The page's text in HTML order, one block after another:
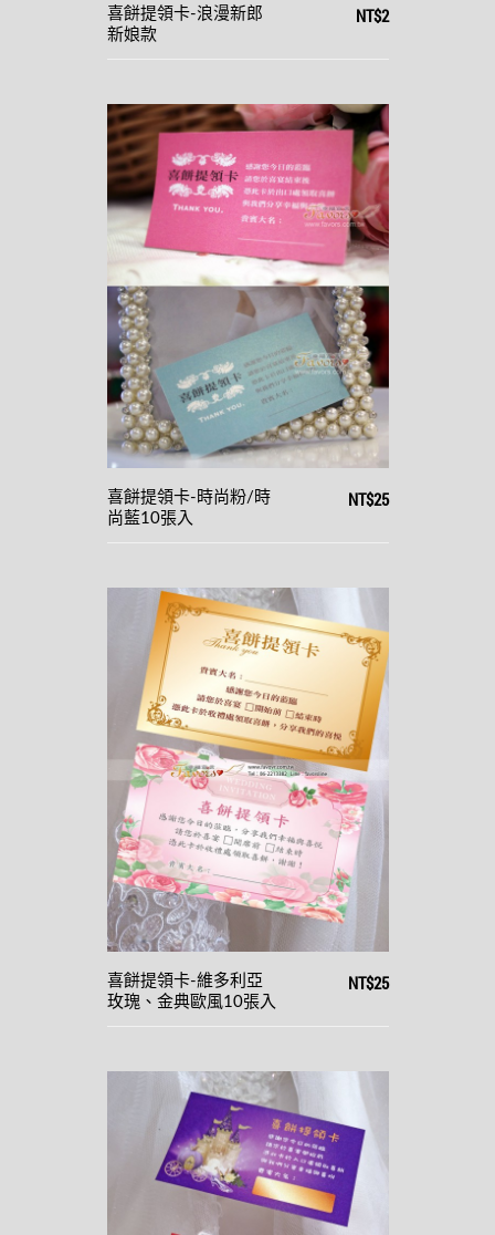
喜餅提領卡-浪漫新郎
新娘款
NT$2
喜餅提領卡-時尚粉/時
尚藍10張入
NT$25
喜餅提領卡-維多利亞
玫瑰、金典歐風10張入
NT$25